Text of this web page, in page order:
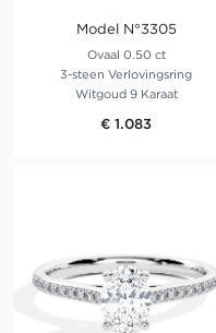
Model N°3305
Ovaal 0.50 ct
3-steen Verlovingsring
Witgoud 9 Karaat
€ 1.083